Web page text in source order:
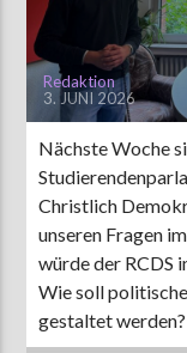
AKTUELLE SENDUNG
00:00
ZU HÖREN IN
Redaktion
3. JUNI 2026
Nächste Woche
Christlich
unseren Fragen
würde der RCDS
Wie soll
gestaltet werden?